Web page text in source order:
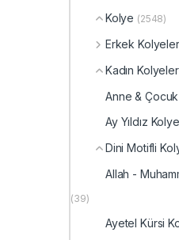
Kolye (2548)
Erkek
Kadın
Anne &
Ay Yıldız
Dini Motifli
Allah -
(39)
Ayetel Kürsi